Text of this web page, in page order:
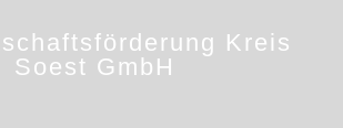
Kreis
Soest GmbH